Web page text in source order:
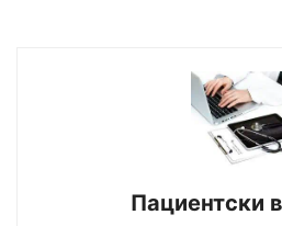
Пациентски